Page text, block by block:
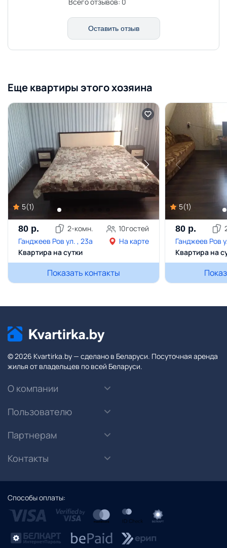
Оставить отзыв
Еще квартиры этого хозяина
5(1)
80 р. 2-комн. 10гостей
Ганджеев Ров ул. , 23а
На карте
Квартира на сутки
Показать контакты
5(1)
80 р.
Ганджеев Ров
Квартира на
© 2026 Kvartirka.by — сделано в Беларуси. Посуточная аренда
жилья от владельцев по всей Беларуси.
О компании
Пользователю
Партнерам
Контакты
Способы оплаты: